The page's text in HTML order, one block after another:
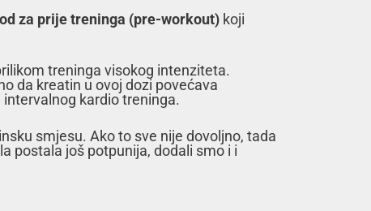
za prije treninga (pre-workout) koji
treninga visokog intenziteta.
da kreatin u ovoj dozi povećava
kardio treninga.
smjesu. Ako to sve nije dovoljno, tada
postala još potpunija, dodali smo i i